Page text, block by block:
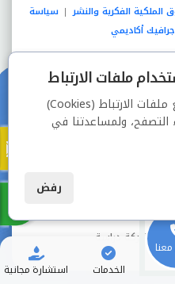
الخدمات
استشارة مجانية
الملكية الفكرية والنشر | سياسة
أكاديمي
خلال
© شركة دراسة
ملفات الارتباط
يستخدم هذا الموقع ملفات الارتباط (Cookies)
التصفح، ولمساعدتنا في
رفض